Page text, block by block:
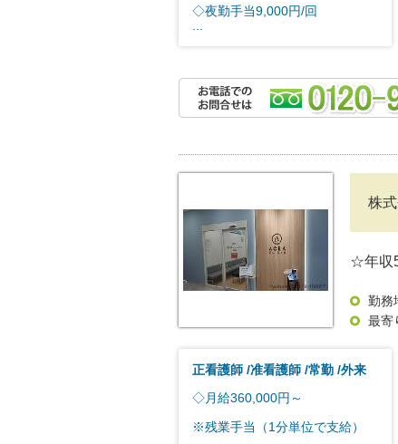
◇夜勤手当9,000円/回
株
☆年収
勤務
最寄
正看護師 准看護師 常勤 外来
◇月給360,000円～
※残業手当（1分単位で支給）